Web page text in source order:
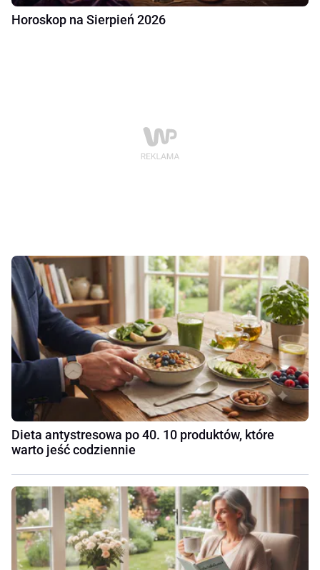
Horoskop na Sierpień 2026
Dieta antystresowa po 40. 10 produktów, które
warto jeść codziennie